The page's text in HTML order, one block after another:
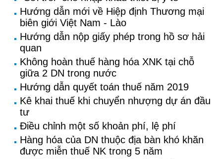
Hướng dẫn mới về Hiệp định Thương mại
biên giới Việt Nam - Lào
Hướng dẫn nộp giấy phép trong hồ sơ hải
quan
Không hoàn thuế hàng hóa XNK tại chỗ
giữa 2 DN trong nước
Hướng dẫn quyết toán thuế năm 2019
Kê khai thuế khi chuyển nhượng dự án đầu
tư
Điều chỉnh một số khoản phí, lệ phí
Hàng hóa của DN thuộc địa bàn khó khăn
được miễn thuế NK trong 5 năm